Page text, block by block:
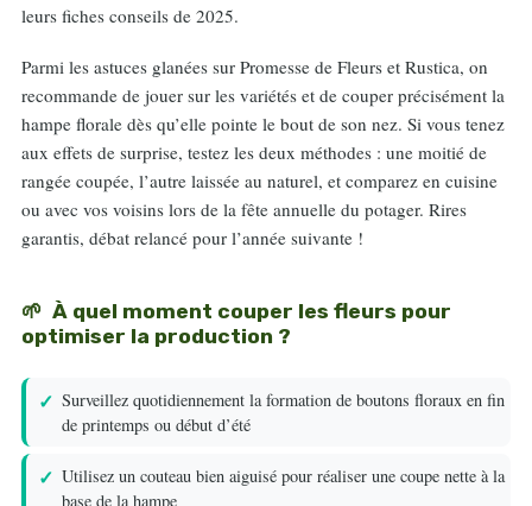
leurs fiches conseils de 2025.
Parmi les astuces glanées sur Promesse de Fleurs et Rustica, on
recommande de jouer sur les variétés et de couper précisément la
hampe florale dès qu’elle pointe le bout de son nez. Si vous tenez
aux effets de surprise, testez les deux méthodes : une moitié de
rangée coupée, l’autre laissée au naturel, et comparez en cuisine
ou avec vos voisins lors de la fête annuelle du potager. Rires
garantis, débat relancé pour l’année suivante !
À quel moment couper les fleurs pour
optimiser la production ?
Surveillez quotidiennement la formation de boutons floraux en fin
de printemps ou début d’été
Utilisez un couteau bien aiguisé pour réaliser une coupe nette à la
base de la hampe